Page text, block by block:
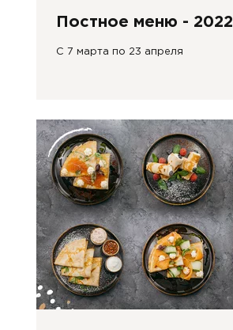
Постное меню - 2022
С 7 марта по 23 апреля